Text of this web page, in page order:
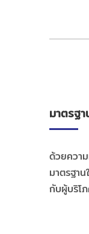
มาตรฐ
ด้วยควา
มาตรฐา
กับผู้บริโ